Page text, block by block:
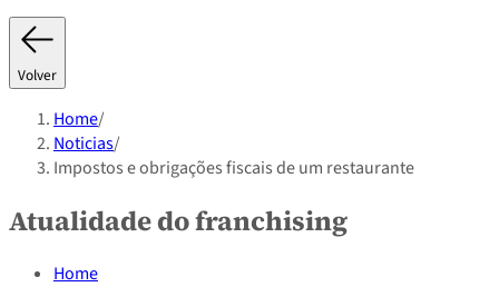
Volver
Home/
Noticias/
Impostos e obrigações fiscais de um restaurante
Atualidade do franchising
Home